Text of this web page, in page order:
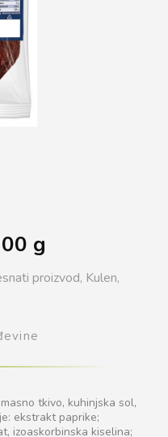
g
tkivo, kuhinjska sol,
ekstrakt paprike;
izoaskorbinska kiselina;
proizvod, Kulen,